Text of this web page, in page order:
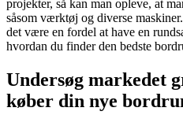
projekter, så kan man opleve, at
såsom værktøj og diverse
det være en fordel at have en
hvordan du finder den bedste
Undersøg markedet
køber din nye